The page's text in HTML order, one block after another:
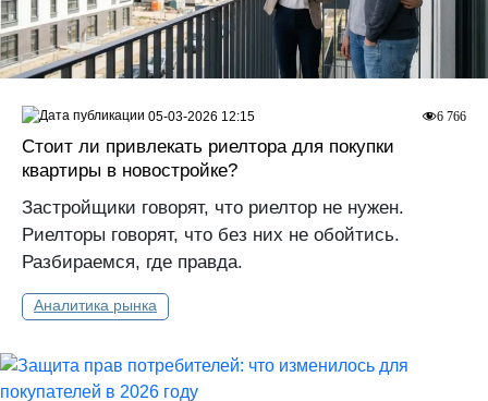
Стоит ли привлекать риелтора для покупки
квартиры в новостройке?
Застройщики говорят, что риелтор не нужен.
Риелторы говорят, что без них не обойтись.
Разбираемся, где правда.
Аналитика рынка
6 766
05-03-2026 12:15